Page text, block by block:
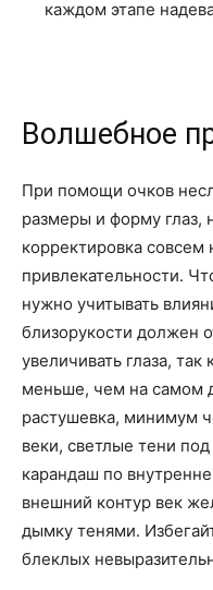
каждом этапе
Волшебное
При помощи очков
размеры и форму глаз,
корректировка совсем
привлекательности.
нужно учитывать
близорукости должен
увеличивать глаза, так
меньше, чем на самом
растушевка, минимум
веки, светлые тени
карандаш по
внешний контур век
дымку тенями.
блеклых